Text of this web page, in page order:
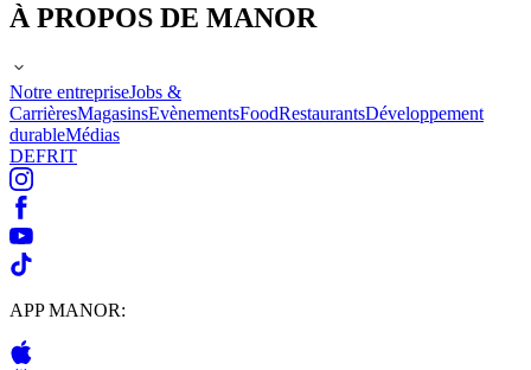
À PROPOS DE MANOR
Notre entrepriseJobs &
CarrièresMagasinsEvènementsFoodRestaurantsDéveloppement
durableMédias
DEFRIT
APP MANOR: